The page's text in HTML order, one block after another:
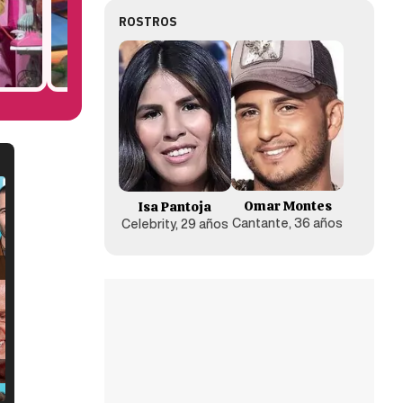
ROSTROS
Isa Pantoja
Celebrity, 29 años
Omar Montes
Cantante, 36 años